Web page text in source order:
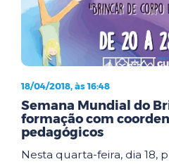
18/04/2018, às 16:48
Semana Mundial do
formação com
pedagógicos
Nesta quarta-feira, dia 18,